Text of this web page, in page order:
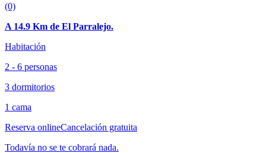
(0)
A 14.9 Km de El Parralejo.
Habitación
2 - 6 personas
3 dormitorios
1 cama
Reserva onlineCancelación gratuita
Todavía no se te cobrará nada.